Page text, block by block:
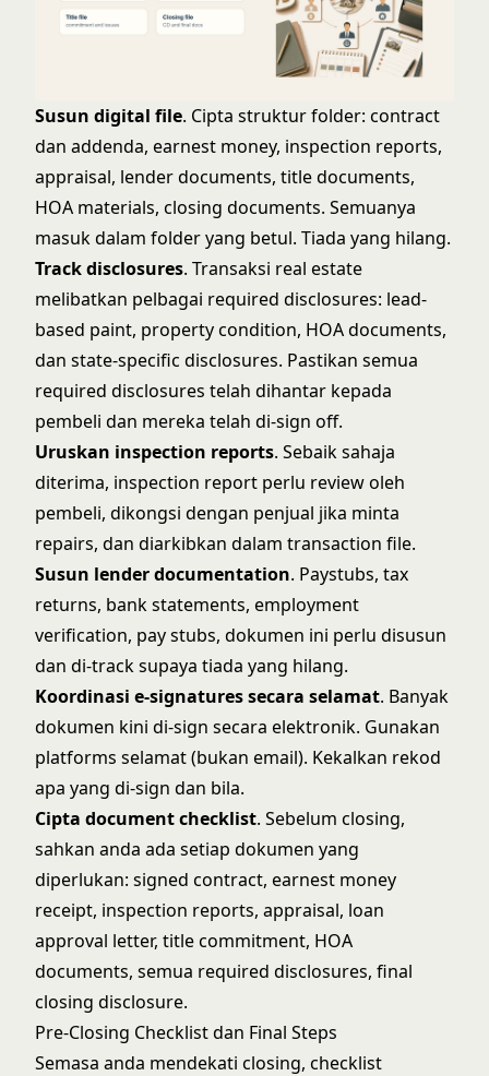
Susun digital file. Cipta struktur folder: contract
dan addenda, earnest money, inspection reports,
appraisal, lender documents, title documents,
HOA materials, closing documents. Semuanya
masuk dalam folder yang betul. Tiada yang hilang.
Track disclosures. Transaksi real estate
melibatkan pelbagai required disclosures: lead-
based paint, property condition, HOA documents,
dan state-specific disclosures. Pastikan semua
required disclosures telah dihantar kepada
pembeli dan mereka telah di-sign off.
Uruskan inspection reports. Sebaik sahaja
diterima, inspection report perlu review oleh
pembeli, dikongsi dengan penjual jika minta
repairs, dan diarkibkan dalam transaction file.
Susun lender documentation. Paystubs, tax
returns, bank statements, employment
verification, pay stubs, dokumen ini perlu disusun
dan di-track supaya tiada yang hilang.
Koordinasi e-signatures secara selamat. Banyak
dokumen kini di-sign secara elektronik. Gunakan
platforms selamat (bukan email). Kekalkan rekod
apa yang di-sign dan bila.
Cipta document checklist. Sebelum closing,
sahkan anda ada setiap dokumen yang
diperlukan: signed contract, earnest money
receipt, inspection reports, appraisal, loan
approval letter, title commitment, HOA
documents, semua required disclosures, final
closing disclosure.
Pre-Closing Checklist dan Final Steps
Semasa anda mendekati closing, checklist